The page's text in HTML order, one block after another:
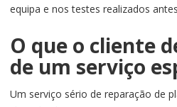
equipa e nos testes realizados
O que o cliente
de um serviço
Um serviço sério de reparação de